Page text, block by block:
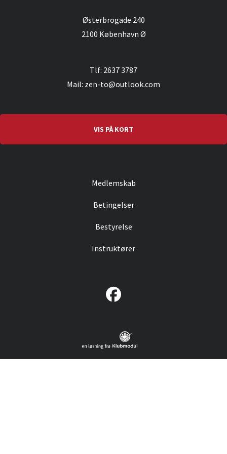
Østerbrogade 240
2100 København Ø
Tlf: 2637 3787
Mail: zen-to@outlook.com
VIS PÅ KORT
Medlemskab
Betingelser
Bestyrelse
Instruktører